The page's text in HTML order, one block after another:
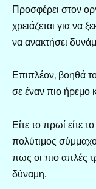
Προσφέρει στον
χρειάζεται για να
να ανακτήσει
Επιπλέον, βοηθά
σε έναν πιο ήρεμο
Είτε το πρωί είτε
πολύτιμος
πως οι πιο απλές
δύναμη.